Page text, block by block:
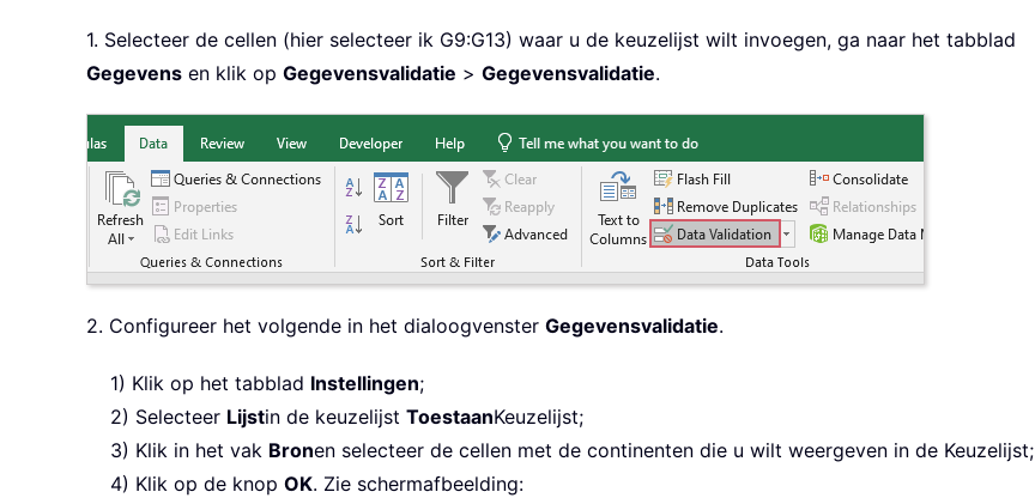
1. Selecteer de cellen (hier selecteer ik G9:G13) waar u de keuzelijst wilt invoegen, ga naar het tabblad
Gegevens en klik op Gegevensvalidatie > Gegevensvalidatie.
2. Configureer het volgende in het dialoogvenster Gegevensvalidatie.
1) Klik op het tabblad Instellingen;
2) Selecteer Lijstin de keuzelijst ToestaanKeuzelijst;
3) Klik in het vak Bronen selecteer de cellen met de continenten die u wilt weergeven in de Keuzelijst;
4) Klik op de knop OK. Zie schermafbeelding: